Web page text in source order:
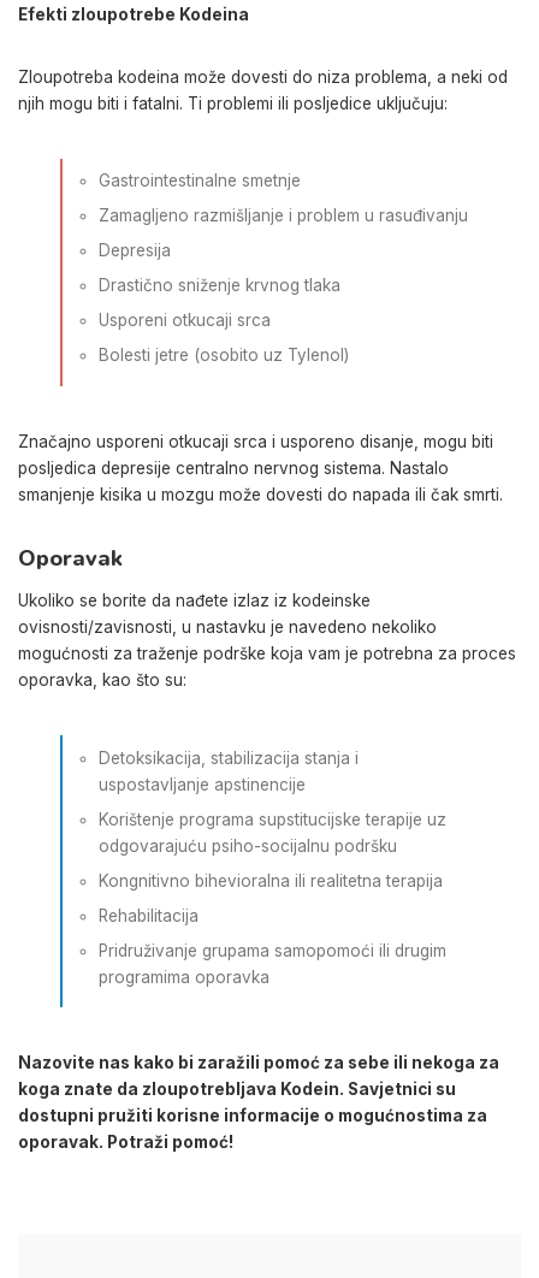
Efekti zloupotrebe Kodeina
Zloupotreba kodeina može dovesti do niza problema, a neki od
njih mogu biti i fatalni. Ti problemi ili posljedice uključuju:
Gastrointestinalne smetnje
Zamagljeno razmišljanje i problem u rasuđivanju
Depresija
Drastično sniženje krvnog tlaka
Usporeni otkucaji srca
Bolesti jetre (osobito uz Tylenol)
Značajno usporeni otkucaji srca i usporeno disanje, mogu biti
posljedica depresije centralno nervnog sistema. Nastalo
smanjenje kisika u mozgu može dovesti do napada ili čak smrti.
Oporavak
Ukoliko se borite da nađete izlaz iz kodeinske
ovisnosti/zavisnosti, u nastavku je navedeno nekoliko
mogućnosti za traženje podrške koja vam je potrebna za proces
oporavka, kao što su:
Detoksikacija, stabilizacija stanja i
uspostavljanje apstinencije
Korištenje programa supstitucijske terapije uz
odgovarajuću psiho-socijalnu podršku
Kongnitivno bihevioralna ili realitetna terapija
Rehabilitacija
Pridruživanje grupama samopomoći ili drugim
programima oporavka
Nazovite nas kako bi zaražili pomoć za sebe ili nekoga za
koga znate da zloupotrebljava Kodein. Savjetnici su
dostupni pružiti korisne informacije o mogućnostima za
oporavak. Potraži pomoć!